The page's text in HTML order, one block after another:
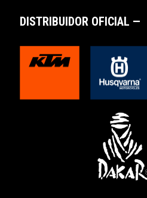
DISTRIBUIDOR OFICIAL —